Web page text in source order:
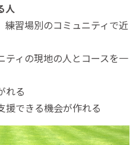
人
練習場別のコミュニティで近
ティの現地の人とコースを一
れる
援できる機会が作れる